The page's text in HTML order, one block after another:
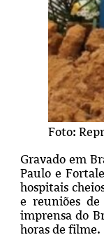
Foto:
Gravado em
Paulo e
hospitais
e reuniões
imprensa do
horas de filme.